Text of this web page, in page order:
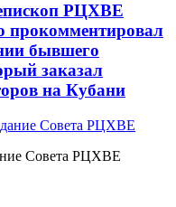
РЦХВЕ
прокомментировал
бывшего
заказал
на Кубани
Совета РЦХВЕ